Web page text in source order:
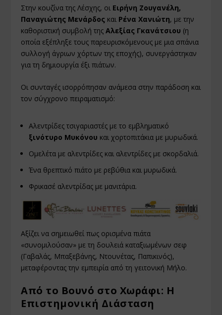
Στην κουζίνα της Λέσχης, οι Ειρήνη Ζουγανέλη,
Παναγιώτης Μενάρδος και Ρένα Χανιώτη, με την
καθοριστική συμβολή τηςΑλεξίας Γκανάτσιου (η
οποία εξέπληξε τους παρευρισκόμενους με μια σπάνια
συλλογή άγριων χόρτων της εποχής), συνεργάστηκαν
για τη δημιουργία έξι πιάτων.
Οι συνταγές ισορρόπησαν ανάμεσα στην παράδοση και
τον σύγχρονο πειραματισμό:
Αλεντρίδες τσιγαριαστές με το εμβληματικό
ξινότυρο Μυκόνου και χορτοπιτάκια με μυρωδικά.
Ομελέτα με αλεντρίδες και αλεντρίδες με σκορδαλιά.
Ένα θρεπτικό πιάτο με ρεβύθια και μυρωδικά.
Φρικασέ αλεντρίδας με μανιτάρια.
Αξίζει να σημειωθεί πως ορισμένα πιάτα
«συνομιλούσαν» με τη δουλειά καταξιωμένων σεφ
(Γαβαλάς, Μπαξεβάνης, Ντουνέτας, Παπικινός),
μεταφέροντας την εμπειρία από τη γειτονική Μήλο.
Από το Βουνό στο Χωράφι: Η
Επιστημονική Διάσταση